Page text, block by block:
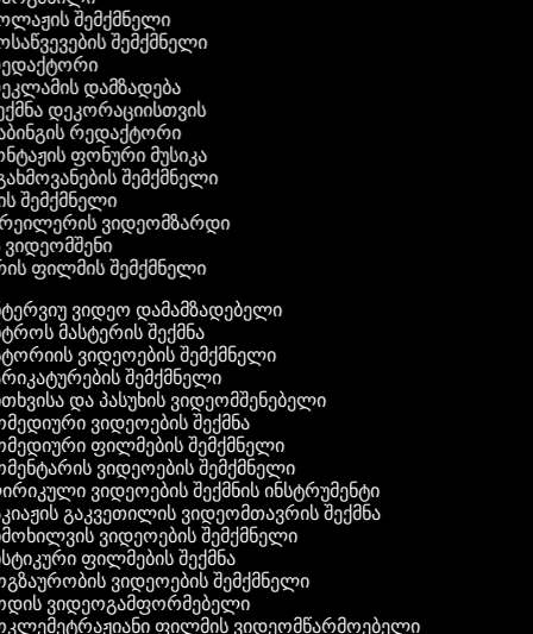
შემქმნელი
შემქმნელი
დამზადება
დეკორაციისთვის
რედაქტორი
ფონური მუსიკა
შემქმნელი
შემქმნელი
ვიდეომზარდი
ვიდეომშენი
ფილმის შემქმნელი
ვიდეო დამამზადებელი
მასტერის შექმნა
ვიდეოების შემქმნელი
შემქმნელი
და პასუხის ვიდეომშენებელი
ვიდეოების შექმნა
ფილმების შემქმნელი
ვიდეოების შემქმნელი
ვიდეოების შექმნის ინსტრუმენტი
გაკვეთილის ვიდეომთავრის შექმნა
ვიდეოების შემქმნელი
ფილმების შექმნა
ვიდეოების შემქმნელი
ვიდეოგამფორმებელი
ფილმის ვიდეომწარმოებელი